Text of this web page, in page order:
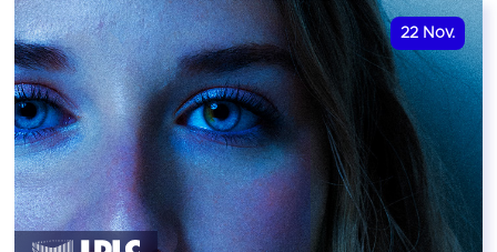
22 Nov.